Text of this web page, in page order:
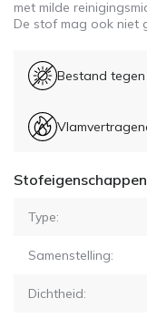
met milde
De stof mag ook niet
Bestand
Stofeigenschappen
Type:
Samenstelling:
Dichtheid: